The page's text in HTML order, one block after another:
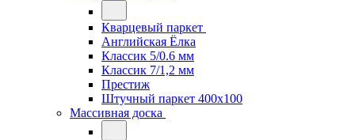
Кварцевый паркет
Английская Ёлка
Классик 5/0.6 мм
Классик 7/1,2 мм
Престиж
Штучный паркет 400x100
Массивная доска